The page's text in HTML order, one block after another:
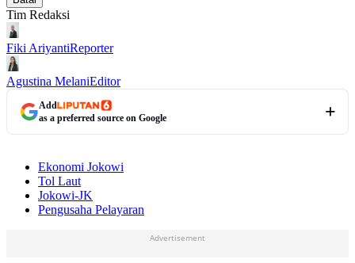
Tim Redaksi
Fiki AriyantiReporter
Agustina MelaniEditor
Add
as a preferred source on Google
Ekonomi Jokowi
Tol Laut
Jokowi-JK
Pengusaha Pelayaran
Advertisement